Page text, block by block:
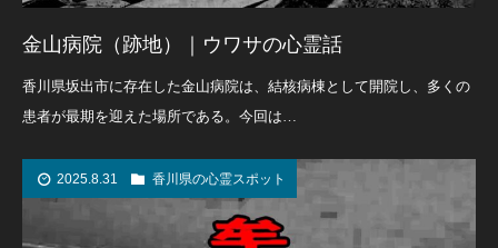
金山病院（跡地）｜ウワサの心霊話
香川県坂出市に存在した金山病院は、結核病棟として開院し、多くの
患者が最期を迎えた場所である。今回は…
2025.8.31 香川県の心霊スポット